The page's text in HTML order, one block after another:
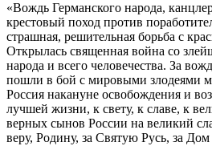
«Вождь Германского народа,
крестовый поход против
страшная, решительная борьба с
Открылась священная война со
народа и всего человечества. За
пошли в бой с мировыми злодеями
Россия накануне освобождения и
лучшей жизни, к свету, к славе, к
верных сынов России на великий
веру, Родину, за Святую Русь, за